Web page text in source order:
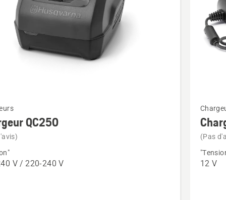
QC250
V / 220-240 V
plus
détails
sur
(Pas
12 V